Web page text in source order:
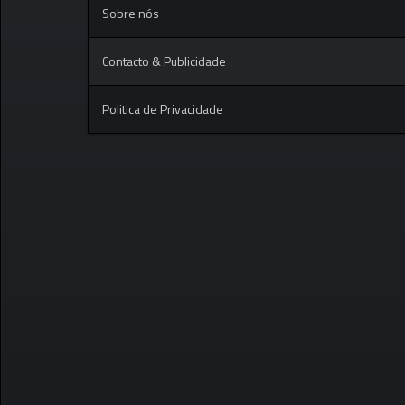
Sobre nós
Contacto & Publicidade
Politica de Privacidade